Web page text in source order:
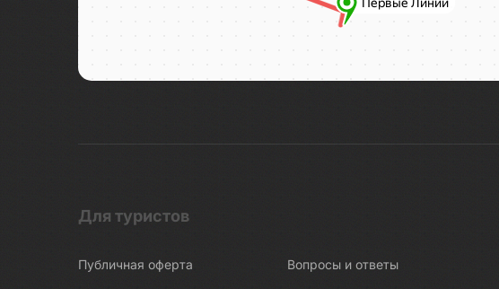
Для туристов
Публичная оферта Вопросы и ответы